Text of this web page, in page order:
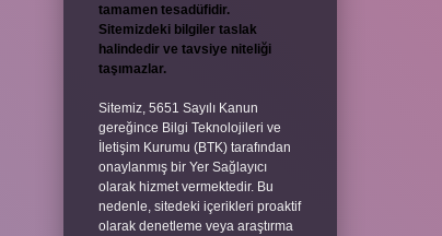
tamamen tesadüfidir.
Sitemizdeki bilgiler taslak
halindedir ve tavsiye niteliği
taşımazlar.
Sitemiz, 5651 Sayılı Kanun
gereğince Bilgi Teknolojileri ve
İletişim Kurumu (BTK) tarafından
onaylanmış bir Yer Sağlayıcı
olarak hizmet vermektedir. Bu
nedenle, sitedeki içerikleri proaktif
olarak denetleme veya araştırma